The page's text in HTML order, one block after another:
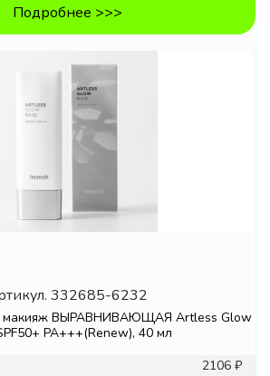
Подробнее >>>
332685-6232
макияж ВЫРАВНИВАЮЩАЯ Artless Glow
PA+++(Renew), 40 мл
2106 ₽